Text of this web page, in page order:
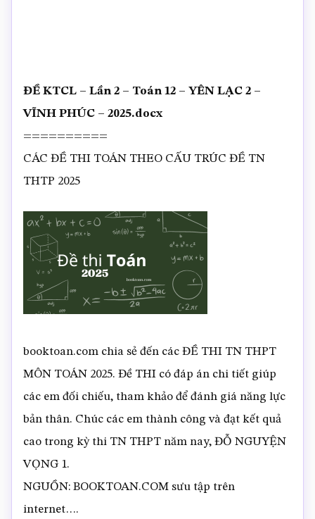
ĐỀ KTCL – Lần 2 – Toán 12 – YÊN LẠC 2 –
VĨNH PHÚC – 2025.docx
==========
CÁC ĐỀ THI TOÁN THEO CẤU TRÚC ĐỀ TN
THTP 2025
booktoan.com chia sẻ đến các ĐỀ THI TN THPT
MÔN TOÁN 2025. Đề THI có đáp án chi tiết giúp
các em đối chiếu, tham khảo để đánh giá năng lực
bản thân. Chúc các em thành công và đạt kết quả
cao trong kỳ thi TN THPT năm nay, ĐỖ NGUYỆN
VỌNG 1.
NGUỒN: BOOKTOAN.COM sưu tập trên
internet….